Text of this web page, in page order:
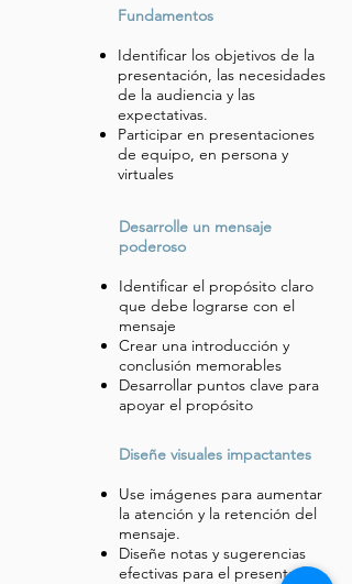
Fundamentos
Identificar los objetivos de la
presentación, las necesidades
de la audiencia y las
expectativas.
Participar en presentaciones
de equipo, en persona y
virtuales
Desarrolle un mensaje
poderoso
Identificar el propósito claro
que debe lograrse con el
mensaje
Crear una introducción y
conclusión memorables
Desarrollar puntos clave para
apoyar el propósito
Diseñe visuales impactantes
Use imágenes para aumentar
la atención y la retención del
mensaje.
Diseñe notas y sugerencias
efectivas para el presentador.